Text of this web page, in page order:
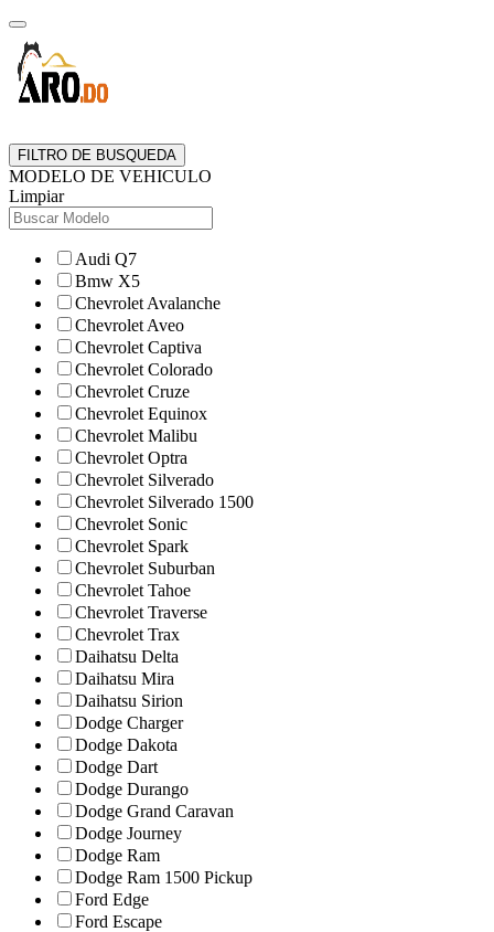
FILTRO DE BUSQUEDA
MODELO DE VEHICULO
Limpiar
Audi Q7
Bmw X5
Chevrolet Avalanche
Chevrolet Aveo
Chevrolet Captiva
Chevrolet Colorado
Chevrolet Cruze
Chevrolet Equinox
Chevrolet Malibu
Chevrolet Optra
Chevrolet Silverado
Chevrolet Silverado 1500
Chevrolet Sonic
Chevrolet Spark
Chevrolet Suburban
Chevrolet Tahoe
Chevrolet Traverse
Chevrolet Trax
Daihatsu Delta
Daihatsu Mira
Daihatsu Sirion
Dodge Charger
Dodge Dakota
Dodge Dart
Dodge Durango
Dodge Grand Caravan
Dodge Journey
Dodge Ram
Dodge Ram 1500 Pickup
Ford Edge
Ford Escape